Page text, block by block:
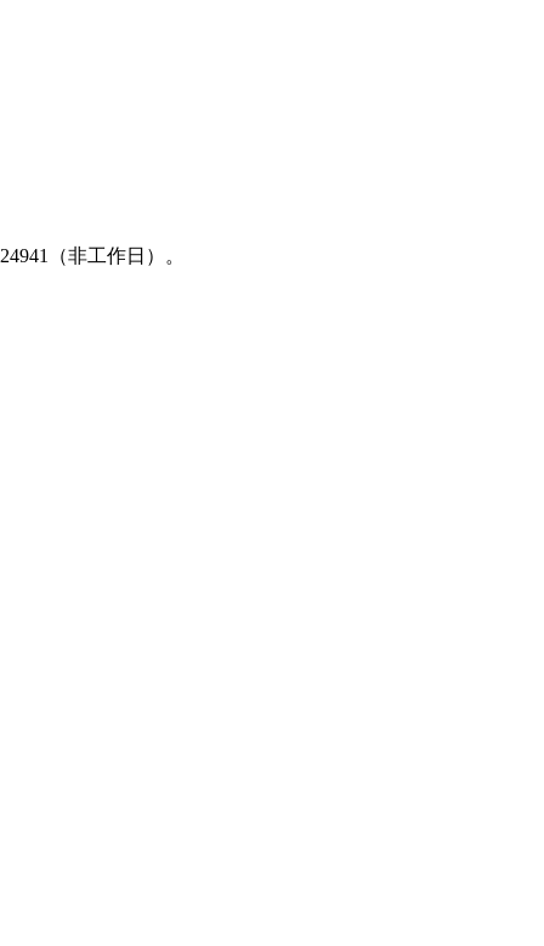
（非工作日）。